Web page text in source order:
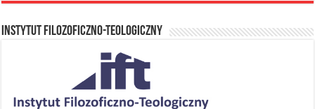
Instytut Filozoficzno-Teologiczny